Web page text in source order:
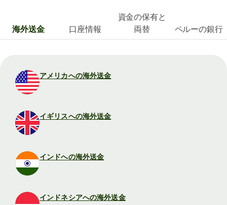
海外送金 口座情報
資金の保有と
両替
ペルーの銀行
アメリカへの海外送金
イギリスへの海外送金
インドへの海外送金
インドネシアへの海外送金